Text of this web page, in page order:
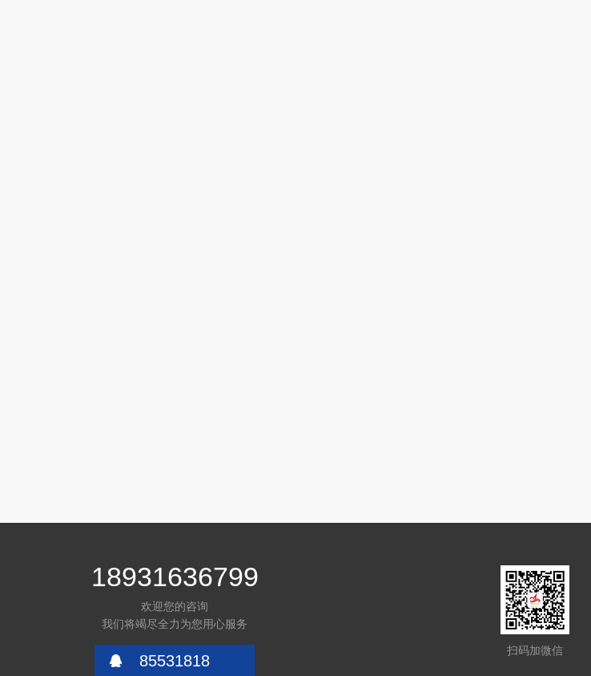
18931636799
欢迎您的咨询
我们将竭尽全力为您用心服务
85531818
扫码加微信